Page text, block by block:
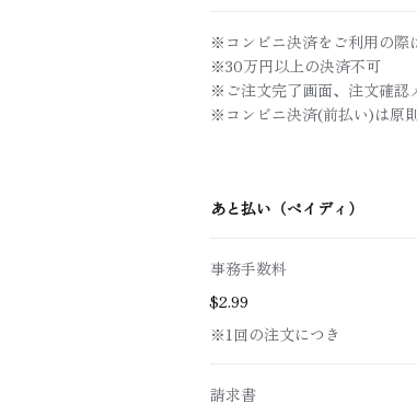
※コンビニ決済をご利用の際
※30万円以上の決済不可
※ご注文完了画面、注文確認
※コンビニ決済(前払い)は原
あと払い（ペイディ）
事務手数料
$‌2.99
※1回の注文につき
請求書